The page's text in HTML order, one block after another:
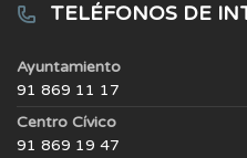
TELÉFONOS DE
Ayuntamiento
91 869 11 17
Centro Cívico
91 869 19 47